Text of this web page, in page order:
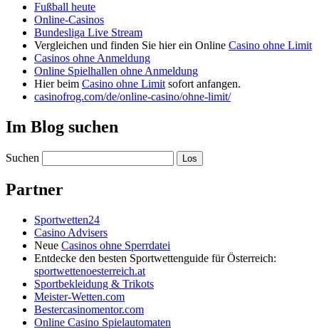
Fußball heute
Online-Casinos
Bundesliga Live Stream
Vergleichen und finden Sie hier ein Online Casino ohne Limit
Casinos ohne Anmeldung
Online Spielhallen ohne Anmeldung
Hier beim Casino ohne Limit sofort anfangen.
casinofrog.com/de/online-casino/ohne-limit/
Im Blog suchen
Suchen
Partner
Sportwetten24
Casino Advisers
Neue Casinos ohne Sperrdatei
Entdecke den besten Sportwettenguide für Österreich:
sportwettenoesterreich.at
Sportbekleidung & Trikots
Meister-Wetten.com
Bestercasinomentor.com
Online Casino Spielautomaten